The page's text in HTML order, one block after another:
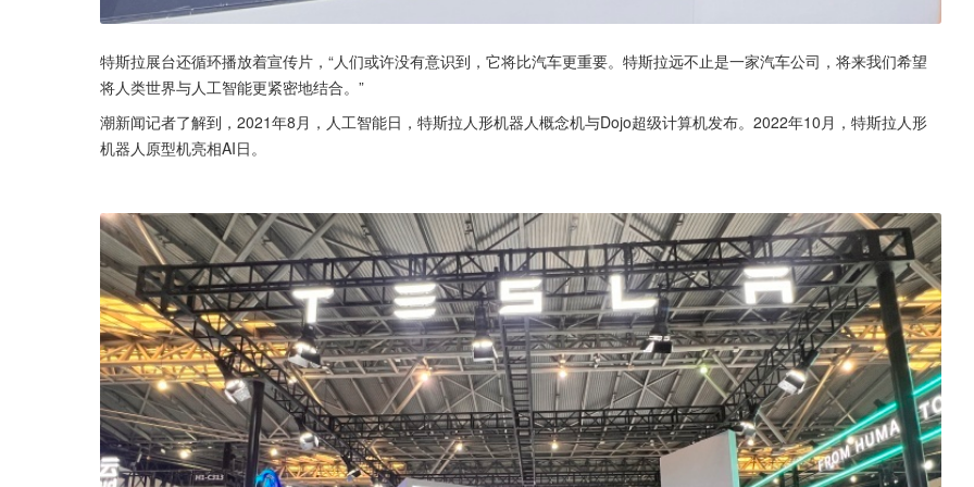
特斯拉展台还循环播放着宣传片，“人们或许没有意识到，它将比汽车更重要。特斯拉远不止是一家汽车公司，将来我们希望
将人类世界与人工智能更紧密地结合。”
潮新闻记者了解到，2021年8月，人工智能日，特斯拉人形机器人概念机与Dojo超级计算机发布。2022年10月，特斯拉人形
机器人原型机亮相AI日。